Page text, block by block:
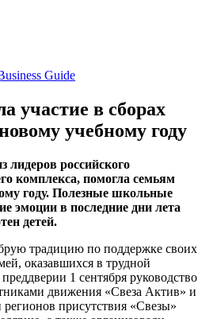
Guide
участие в сборах
учебному году
лидеров российского
комплекса, помогла семьям
году. Полезные школьные
эмоции в последние дни лета
детей.
традицию по поддержке своих
оказавшихся в трудной
1 сентября руководство
движения «Свеза Актив» и
регионов присутствия «Свезы»